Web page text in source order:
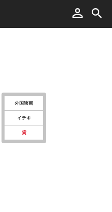
外国映画
イチキ
貸